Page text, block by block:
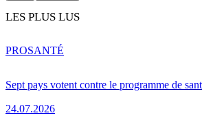
LES PLUS LUS
Sept pays votent contre le programme de
24.07.2026
PROSANTÉ